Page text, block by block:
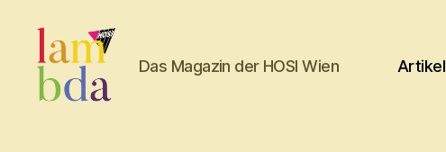
Das Magazin der HOSI Wien Artikel